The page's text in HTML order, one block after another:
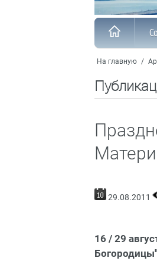
На главную /
Матери
29.08.2011
16 / 29